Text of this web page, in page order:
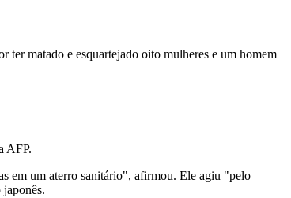
matado e esquartejado oito mulheres e um homem
AFP.
em um aterro sanitário", afirmou. Ele agiu "pelo